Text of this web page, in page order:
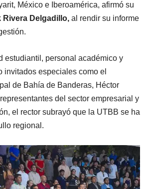
México e Iberoamérica, afirmó su
Rivera Delgadillo, al rendir su informe
estudiantil, personal académico y
invitados especiales como el
de Bahía de Banderas, Héctor
del sector empresarial y
el rector subrayó que la UTBB se ha
regional.